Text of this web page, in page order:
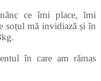
ce îmi place, îmi
soțul mă invidiază și în
în care am rămas